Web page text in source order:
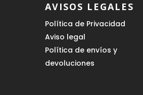
AVISOS LEGALES
Política de Privacidad
Aviso legal
Política de envíos y
devoluciones